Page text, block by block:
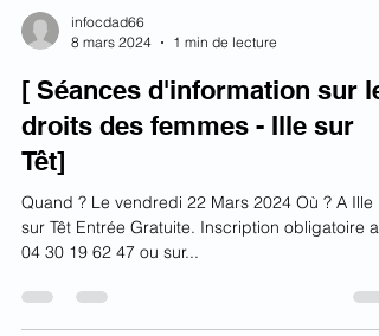
8 mars 2024
1 min de lecture
[ Séances d'information sur
droits des femmes - Ille sur
Têt]
Quand ? Le vendredi 22 Mars 2024 Où ? A Ille
04 30 19 62 47 ou sur...